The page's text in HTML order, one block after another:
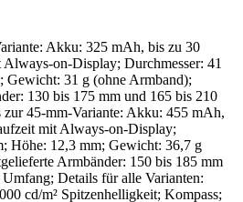
Akku: 325 mAh, bis zu 30
on-Display; Durchmesser: 41
Gewicht: 31 g (ohne Armband);
130 bis 175 mm und 165 bis 210
45-mm-Variante: Akku: 455 mAh,
mit Always-on-Display;
Höhe: 12,3 mm; Gewicht: 36,7 g
Armbänder: 150 bis 185 mm
Details für alle Varianten:
cd/m² Spitzenhelligkeit; Kompass;